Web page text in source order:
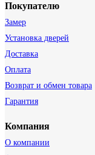
Покупателю
Замер
Установка дверей
Доставка
Оплата
Возврат и обмен товара
Гарантия
Компания
О компании